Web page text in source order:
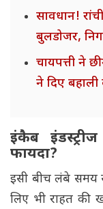
सावधान!
बुलडोजर,
चायपत्ती ने
ने दिए
इंकैब
फायदा?
इसी बीच लंबे समय
लिए भी राहत की